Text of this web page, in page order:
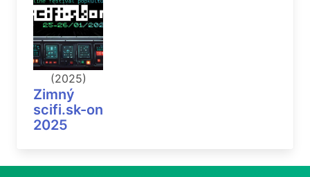
(2025)
Zimný
scifi.sk-on
2025